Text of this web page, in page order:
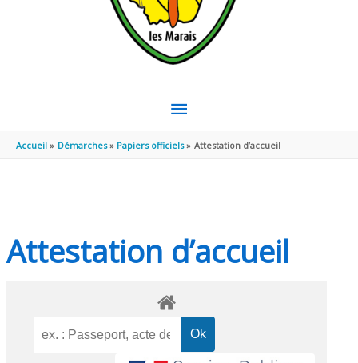
MENU
PRINCIPAL
Accueil Démarches Papiers officiels Attestation d’accueil
Attestation d’accueil